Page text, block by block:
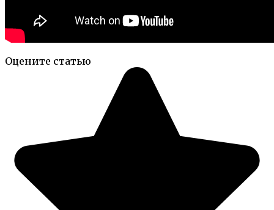
Оцените статью